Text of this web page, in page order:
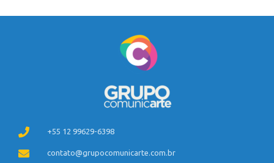
+55 12 99629-6398
contato@grupocomunicarte.com.br